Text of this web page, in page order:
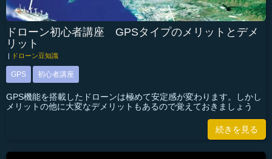
ドローン初心者講座 GPSタイプのメリットとデメ
リット
ドローン豆知識
GPS 初心者講座
GPS機能を搭載したドローンは極めて安定感が変わります。しかし
メリットの他に大変なデメリットもあるので覚えておきましょう
続きを見る